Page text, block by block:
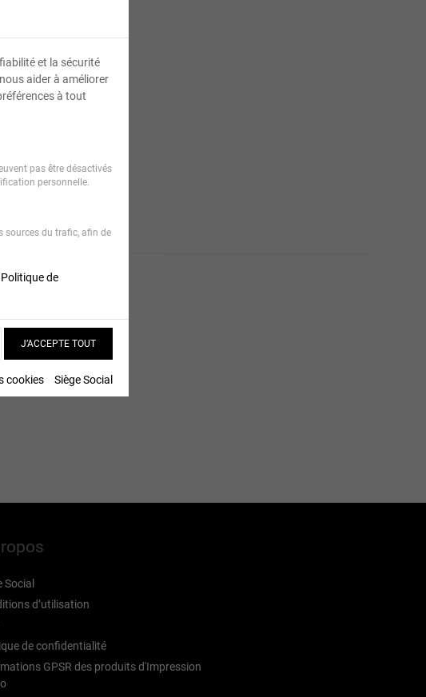
et la sécurité
aider à améliorer
à tout
pas être désactivés
personnelle.
sources du trafic, afin de
Politique de
J’ACCEPTE TOUT
cookies Siège Social
Social
d’utilisation
de confidentialité
GPSR des produits d'Impression